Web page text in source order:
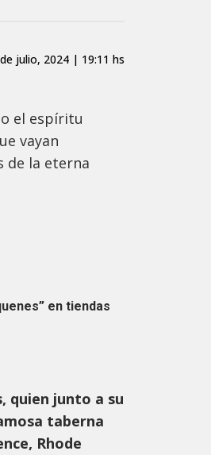
julio, 2024 | 19:11 hs
el espíritu
vayan
de la eterna
en tiendas
quien junto a su
taberna
Rhode